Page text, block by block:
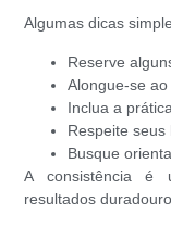
Algumas dicas
Reserve
Alongue-se
Inclua a
Respeite seus
Busque
A consistência é
resultados